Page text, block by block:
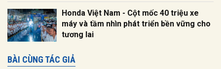
Honda Việt Nam - Cột mốc 40 triệu xe
máy và tầm nhìn phát triển bền vững cho
tương lai
BÀI CÙNG TÁC GIẢ